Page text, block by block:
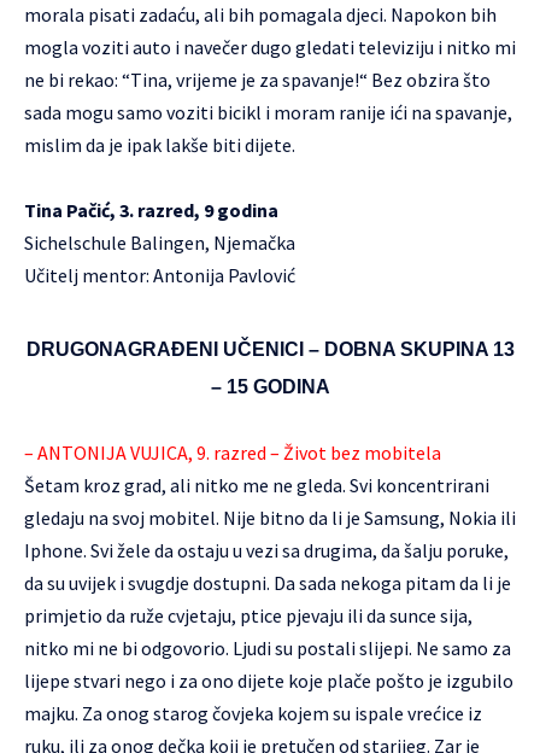
morala pisati zadaću, ali bih pomagala djeci. Napokon bih
mogla voziti auto i navečer dugo gledati televiziju i nitko mi
ne bi rekao: “Tina, vrijeme je za spavanje!“ Bez obzira što
sada mogu samo voziti bicikl i moram ranije ići na spavanje,
mislim da je ipak lakše biti dijete.
Tina Pačić, 3. razred, 9 godina
Sichelschule Balingen, Njemačka
Učitelj mentor: Antonija Pavlović
DRUGONAGRAĐENI UČENICI – DOBNA SKUPINA 13
– 15 GODINA
– ANTONIJA VUJICA, 9. razred – Život bez mobitela
Šetam kroz grad, ali nitko me ne gleda. Svi koncentrirani
gledaju na svoj mobitel. Nije bitno da li je Samsung, Nokia ili
Iphone. Svi žele da ostaju u vezi sa drugima, da šalju poruke,
da su uvijek i svugdje dostupni. Da sada nekoga pitam da li je
primjetio da ruže cvjetaju, ptice pjevaju ili da sunce sija,
nitko mi ne bi odgovorio. Ljudi su postali slijepi. Ne samo za
lijepe stvari nego i za ono dijete koje plače pošto je izgubilo
majku. Za onog starog čovjeka kojem su ispale vrećice iz
ruku, ili za onog dečka koji je pretučen od starijeg. Zar je